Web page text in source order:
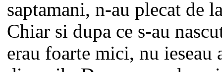
saptamani, n-au plecat de
Chiar si dupa ce s-au
erau foarte mici, nu ieseau